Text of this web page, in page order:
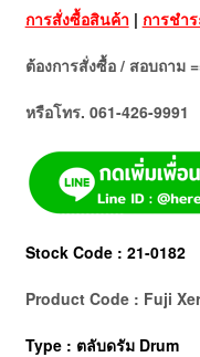
การสั่งซื้อสินค้า | การชำร
ต้องการสั่งซื้อ / สอบถาม
หรือโทร. 061-426-9991
Stock Code : 21-0182
Product Code : Fuji
Type : ตลับดรัม Drum